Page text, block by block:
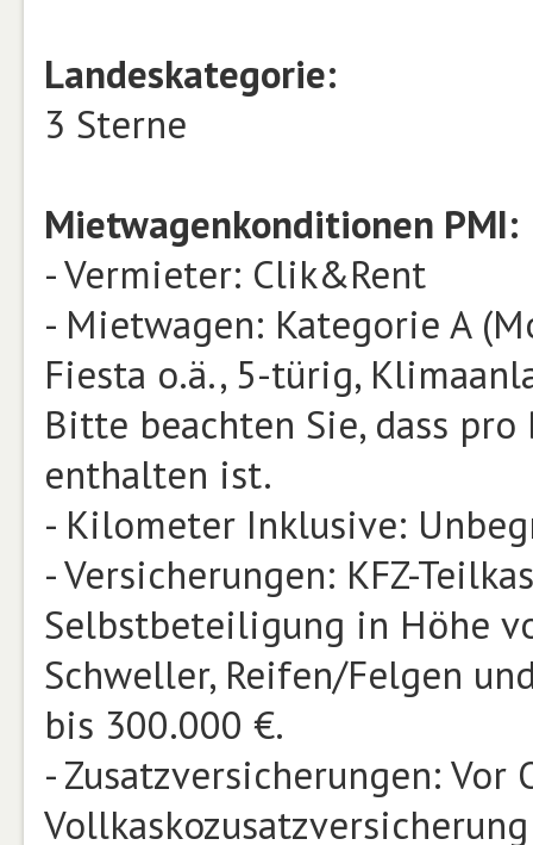
Landeskategorie:
3 Sterne
Mietwagenkonditionen PMI:
- Vermieter: Clik&Rent
- Mietwagen: Kategorie A
Fiesta o.ä., 5-türig,
Bitte beachten Sie, dass
enthalten ist.
- Kilometer Inklusive:
- Versicherungen: KFZ-
Selbstbeteiligung in Höhe
Schweller, Reifen/Felgen
bis 300.000 €.
- Zusatzversicherungen: Vor